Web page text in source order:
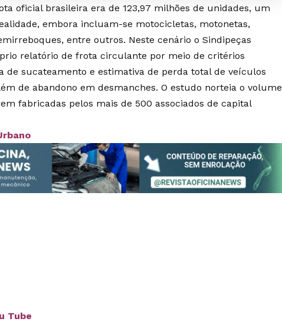
oficial brasileira era de 123,97 milhões de unidades, um
embora incluam-se motocicletas, motonetas,
entre outros. Neste cenário o Sindipeças
relatório de frota circulante por meio de critérios
de sucateamento e estimativa de perda total de veículos
de abandono em desmanches. O estudo norteia o volume
fabricadas pelos mais de 500 associados de capital
Tube